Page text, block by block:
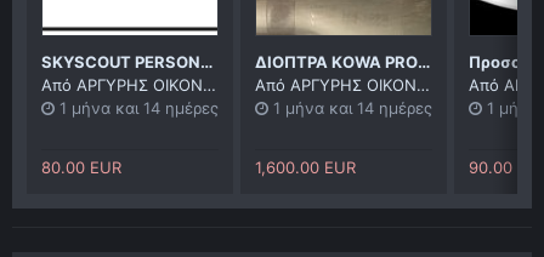
SKYSCOUT PERSONAL PLANITARIUM
Από ΑΡΓΥΡΗΣ ΟΙΚΟΝΟΜΟΥ
1 μήνα και 14 ημέρες
80.00 EUR
ΔΙΟΠΤΡΑ ΚOWA PROMINAR (+exta)
Από ΑΡΓΥΡΗΣ ΟΙΚΟΝΟΜΟΥ
1 μήνα και 14 ημέρες
1,600.00 EUR
Από
1 μήνα
90.00